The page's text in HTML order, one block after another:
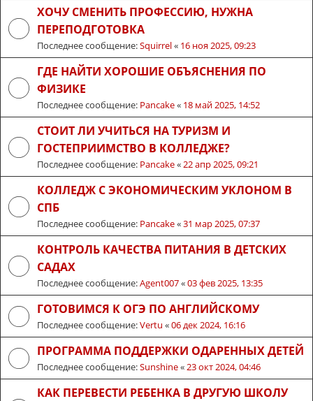
ХОЧУ СМЕНИТЬ ПРОФЕССИЮ, НУЖНА
ПЕРЕПОДГОТОВКА
Последнее сообщение:Squirrel« 16 ноя 2025, 09:23
ГДЕ НАЙТИ ХОРОШИЕ ОБЪЯСНЕНИЯ ПО
ФИЗИКЕ
Последнее сообщение: Pancake« 18 май 2025, 14:52
СТОИТ ЛИ УЧИТЬСЯ НА ТУРИЗМ И
ГОСТЕПРИИМСТВО В КОЛЛЕДЖЕ?
Последнее сообщение: Pancake« 22 апр 2025, 09:21
КОЛЛЕДЖ С ЭКОНОМИЧЕСКИМ УКЛОНОМ В
СПБ
Последнее сообщение: Pancake«31 мар 2025, 07:37
КОНТРОЛЬ КАЧЕСТВА ПИТАНИЯ В ДЕТСКИХ
САДАХ
Последнее сообщение:Agent007«03 фев 2025, 13:35
ГОТОВИМСЯ К ОГЭ ПО АНГЛИЙСКОМУ
Последнее сообщение:Vertu «06 дек 2024, 16:16
ПРОГРАММА ПОДДЕРЖКИ ОДАРЕННЫХ ДЕТЕЙ
Последнее сообщение:Sunshine« 23 окт 2024, 04:46
КАК ПЕРЕВЕСТИ РЕБЕНКА В ДРУГУЮ ШКОЛУ